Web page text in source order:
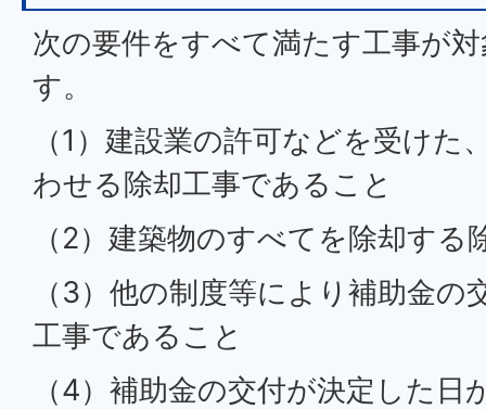
次の要件をすべて満たす工事が
す。
（1）建設業の許可などを受けた
わせる除却工事であること
（2）建築物のすべてを除却す
（3）他の制度等により補助金の
工事であること
（4）補助金の交付が決定した